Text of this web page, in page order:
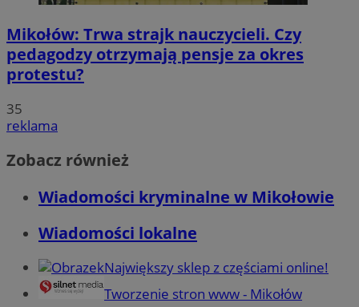
Mikołów: Trwa strajk nauczycieli. Czy
pedagodzy otrzymają pensje za okres
protestu?
35
reklama
Zobacz również
Wiadomości kryminalne w Mikołowie
Wiadomości lokalne
Największy sklep z częściami online!
Tworzenie stron www - Mikołów